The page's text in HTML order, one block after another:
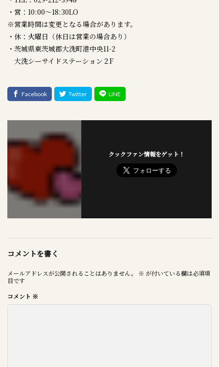
・営：10:00～18:30LO
※営業時間は変更となる場合があります。
・休：火曜日（休日は営業の場合あり）
・茨城県東茨城郡大洗町港中央11-2
大洗シーサイドステーション２F
クックファン情報をゲット！
コメントを書く
メールアドレスが公開されることはありません。 ※ が付いている欄は必須項
目です
コメント ※